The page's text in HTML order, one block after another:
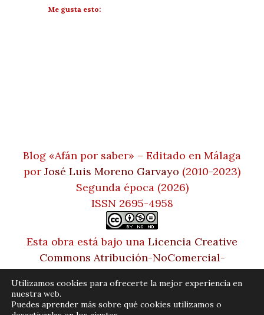
Me gusta esto:
Blog «Afán por saber» – Editado en Málaga
por José Luis Moreno Garvayo (2010-2023)
Segunda época (2026)
ISSN 2695-4958
Esta obra está bajo una Licencia Creative
Commons Atribución-NoComercial-
SinDerivadas 4.0 Internacional
Utilizamos cookies para ofrecerte la mejor experiencia en
nuestra web.
Puedes aprender más sobre qué cookies utilizamos o